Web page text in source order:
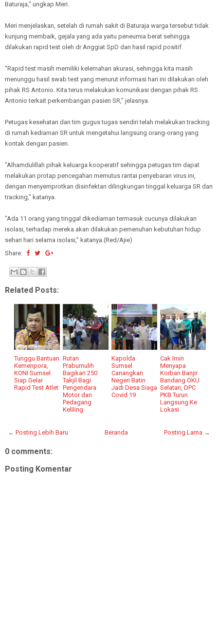
Baturaja," ungkap Meri.
Meri menjelaskan, setelah di rumah sakit di Baturaja warga tersebut tidak
kunjung membaik, gejala yang ada yaitu peneumia berat sehingga
dilakukan rapid test oleh dr Anggiat SpD dan hasil rapid positif.
"Rapid test masih memiliki kelemahan akurasi, sehingga kita masih
menunggu hasil swab test yang menurut informasi hari ini dilakukan oleh
pihak RS Antonio. Kita terus melakukan komunikasi dengan pihak RS
Antonio terkait perkembangan pasien SR," jelasnya.
Petugas kesehatan dan tim gugus tugas sendiri telah melakukan tracking
di rumah kediaman SR untuk mengetahui langsung orang-orang yang
kontak dengan pasien.
"Alhamdulillah pihak keluarga kooperatif sehingga petugas tim dapat
melakukan protap pencegahan memutus rantai penyebaran virus ini,
dengan menyemprotkan disinfektan dilingkungan tinggal keluarga SR dan
tracking," katanya.
"Ada 11 orang yang tinggal dikediaman termasuk cucunya dilakukan
isolasi, terhadap mereka akan dilakukan pemenuhan kebutuhan hidup
sehari hari selama isolasi," katanya.(Red/Ajie)
Share:
Related Posts:
Tunggu Bantuan
Kemenpora,
KONI Sumsel
Siap Gelar
Rapid Test Atlet
Rutan
Prabumulih
Bagikan 250
Takjil Bagi
Pengendara
Motor dan
Pedagang
Keliling
Kapolda
Sumsel
Canangkan
Negeri Batin
Jadi Desa Siaga
Covid 19
Cak Imin
Menyapa
Korban Banjir
Bandang OKU
Selatan, DPC
PKB Turun
Langsung Ke
Lokasi
← Posting Lebih Baru Posting Lama →
Beranda
0 comments:
Posting Komentar